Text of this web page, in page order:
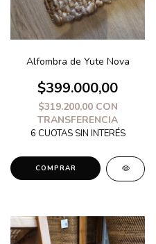
Alfombra de Yute Nova
$399.000,00
$319.200,00 CON
TRANSFERENCIA
COMPRAR